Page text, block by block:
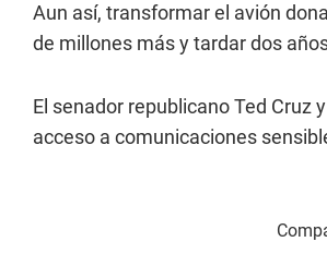
Aun así, transformar el avión
de millones más y tardar dos
El senador republicano Ted Cruz
acceso a comunicaciones